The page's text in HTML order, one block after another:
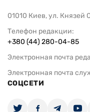
01010 Киев, ул. Князей
Телефон редакции:
+380 (44) 280-04-85
Электронная почта
Электронная почта
СОЦСЕТИ